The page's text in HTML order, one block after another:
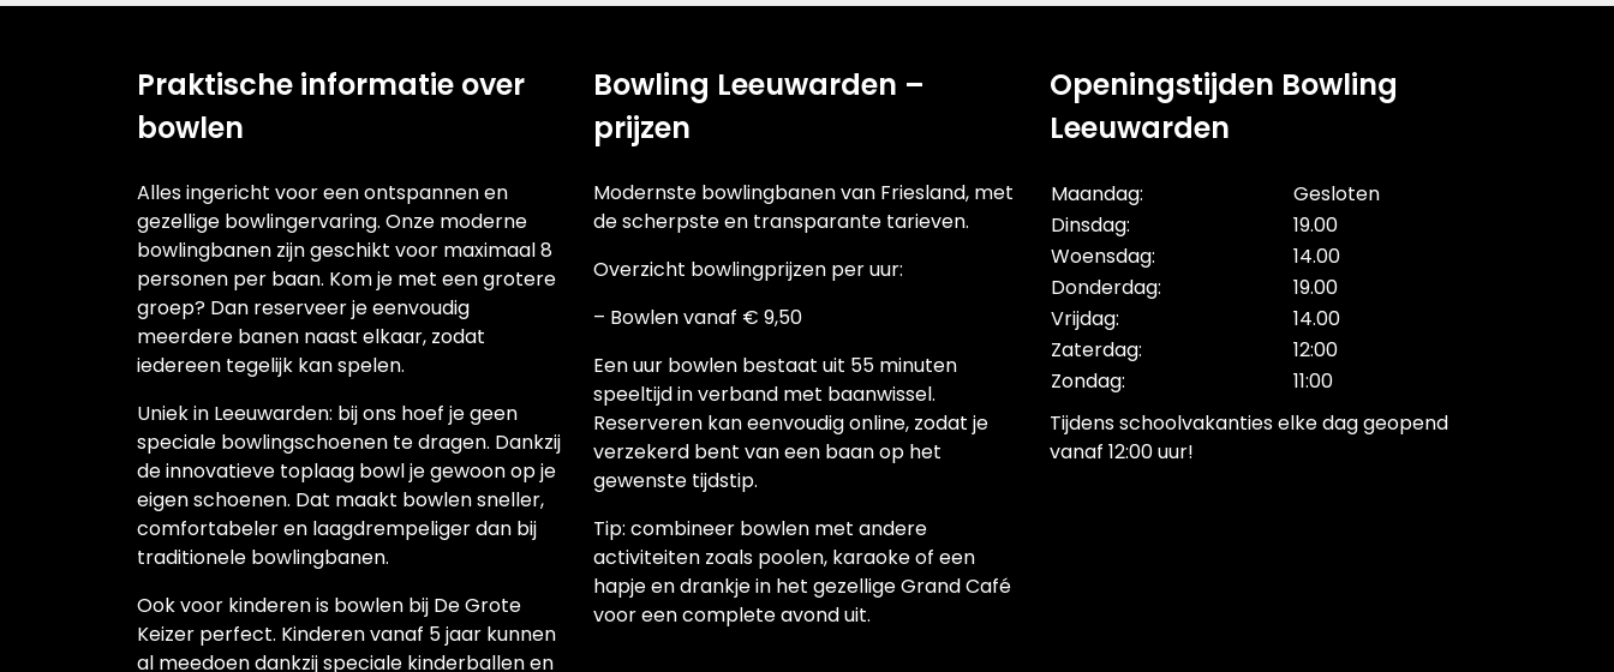
Praktische informatie over
bowlen
Alles ingericht voor een ontspannen en
gezellige bowlingervaring. Onze moderne
bowlingbanen zijn geschikt voor maximaal 8
personen per baan. Kom je met een grotere
groep? Dan reserveer je eenvoudig
meerdere banen naast elkaar, zodat
iedereen tegelijk kan spelen.
Uniek in Leeuwarden: bij ons hoef je geen
speciale bowlingschoenen te dragen. Dankzij
de innovatieve toplaag bowl je gewoon op je
eigen schoenen. Dat maakt bowlen sneller,
comfortabeler en laagdrempeliger dan bij
traditionele bowlingbanen.
Ook voor kinderen is bowlen bij De Grote
Keizer perfect. Kinderen vanaf 5 jaar kunnen
al meedoen dankzij speciale kinderballen en
Bowling Leeuwarden –
prijzen
Modernste bowlingbanen van Friesland, met
de scherpste en transparante tarieven.
Overzicht bowlingprijzen per uur:
– Bowlen vanaf € 9,50
Een uur bowlen bestaat uit 55 minuten
speeltijd in verband met baanwissel.
Reserveren kan eenvoudig online, zodat je
verzekerd bent van een baan op het
gewenste tijdstip.
Tip: combineer bowlen met andere
activiteiten zoals poolen, karaoke of een
hapje en drankje in het gezellige Grand Café
voor een complete avond uit.
Openingstijden Bowling
Leeuwarden
Maandag:
Gesloten
Dinsdag:
19.00
Woensdag:
14.00
Donderdag:
19.00
Vrijdag:
14.00
Zaterdag:
12:00
Zondag:
11:00
Tijdens schoolvakanties elke dag geopend
vanaf 12:00 uur!